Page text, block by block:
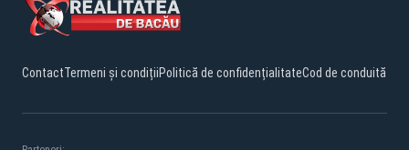
ContactTermeni și condițiiPolitică de confidențialitateCod de conduită